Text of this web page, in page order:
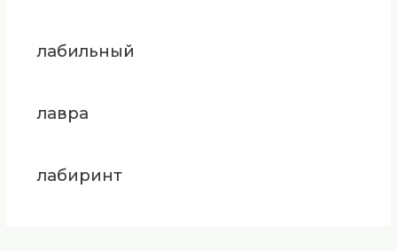
лабильный
лавра
лабиринт